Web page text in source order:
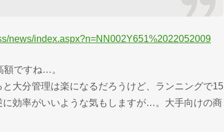
news/index.aspx?n=NN002Y651%2022052009
ですね…。
大分管理は楽になるだろうけど、ランニングで15
効率がいいような気もしますが…。大手向けの商